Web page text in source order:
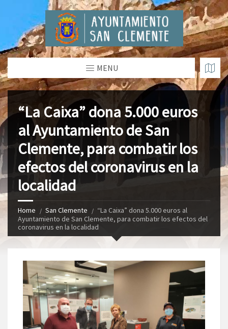
MENU
“La Caixa” dona 5.000 euros
al Ayuntamiento de San
Clemente, para combatir los
efectos del coronavirus en la
localidad
Home San Clemente
“La Caixa” dona 5.000 euros al
Ayuntamiento de San Clemente, para combatir los efectos del
coronavirus en la localidad